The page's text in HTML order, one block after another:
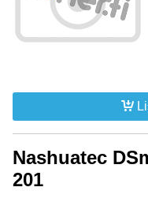
Nashuatec
201